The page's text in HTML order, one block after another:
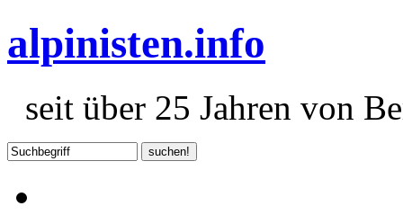
alpinisten.info
seit über 25 Jahren von